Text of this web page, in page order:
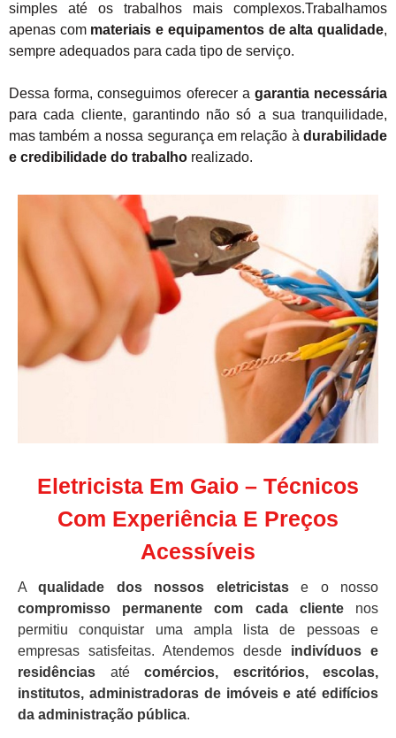
simples até os trabalhos mais complexos.Trabalhamos
apenas com materiais e equipamentos de alta qualidade,
sempre adequados para cada tipo de serviço.
Dessa forma, conseguimos oferecer a garantia necessária
para cada cliente, garantindo não só a sua tranquilidade,
mas também a nossa segurança em relação à durabilidade
e credibilidade do trabalho realizado.
Eletricista Em Gaio – Técnicos
Com Experiência E Preços
Acessíveis
Aqualidade dos nossos eletricistase o nosso
compromisso permanente com cada clientenos
permitiu conquistar uma ampla lista de pessoas e
empresas satisfeitas. Atendemos desde indivíduos e
residências até comércios, escritórios, escolas,
institutos, administradoras de imóveis e até edifícios
da administração pública.